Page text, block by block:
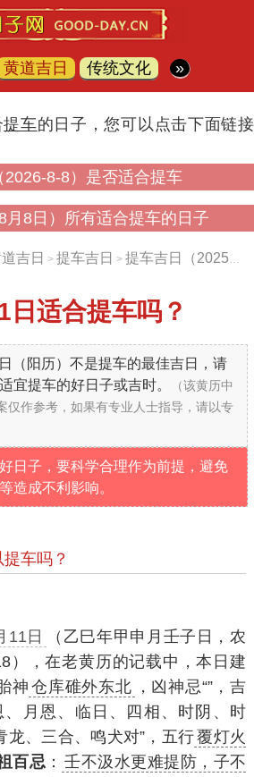
黄道吉日 传统文化
»
提车的日子，您可以点击下面链接
2026-8-8）是否适合提车
月8日）所有适合提车的日子
吉日 > 提车吉日 > 提车吉日（20250811）
日 适合提车吗？
（阳历）不是提车的最佳吉日，请
宜提车的好日子或吉时。
（该黄历中
仅作参考，如果有专业人士指导，请以专
日子，要科学合理作为前提，避免
造成不利影响。
车吗？
11日
（乙巳年甲申月壬子日，农
），在老黄历的记载中，本日建
神 仓库碓外东北 ，凶神忌“”，吉
、月恩、临日、四相、时阴、时
龙、三合、鸣犬对”，五行覆灯火
百忌 ： 壬不汲水更难提防，子不